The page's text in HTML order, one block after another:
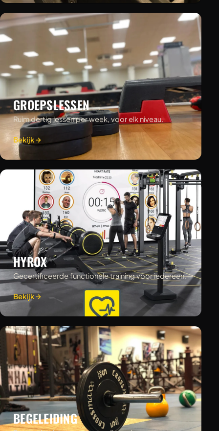
GROEPSLESSEN
Ruim dertig lessen per week, voor elk niveau.
Bekijk
HYROX
Gecertificeerde functionele training voor iedereen.
Bekijk
BEGELEIDING